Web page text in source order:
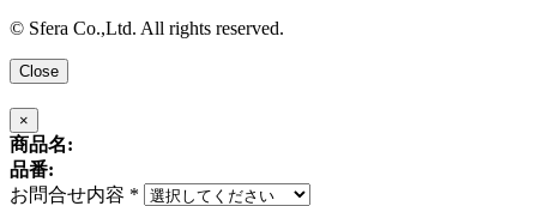
© Sfera Co.,Ltd. All rights reserved.
Close
×
商品名:
品番:
お問合せ内容 *